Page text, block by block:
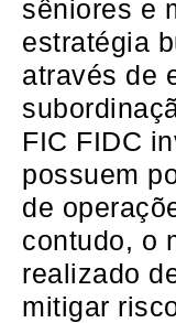
sêniores e
estratégia
através de
FIC FIDC
possuem
de
contudo, o
realizado
mitigar